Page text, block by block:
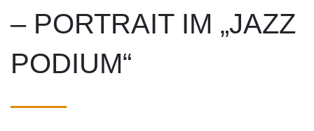
– PORTRAIT IM „JAZZ
PODIUM“